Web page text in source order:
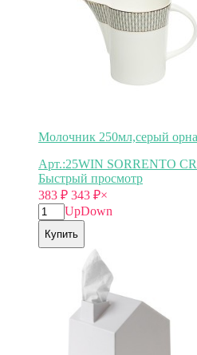
Молочник 250мл,серый
Арт.:25WIN SORRENTO
Быстрый просмотр
383 ₽ 343 ₽×
UpDown
Купить